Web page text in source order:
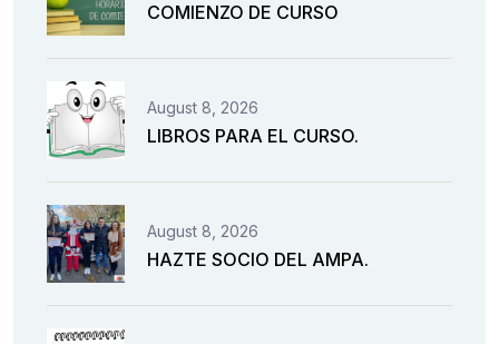
COMIENZO DE CURSO
August 8, 2026
LIBROS PARA EL CURSO.
August 8, 2026
HAZTE SOCIO DEL AMPA.